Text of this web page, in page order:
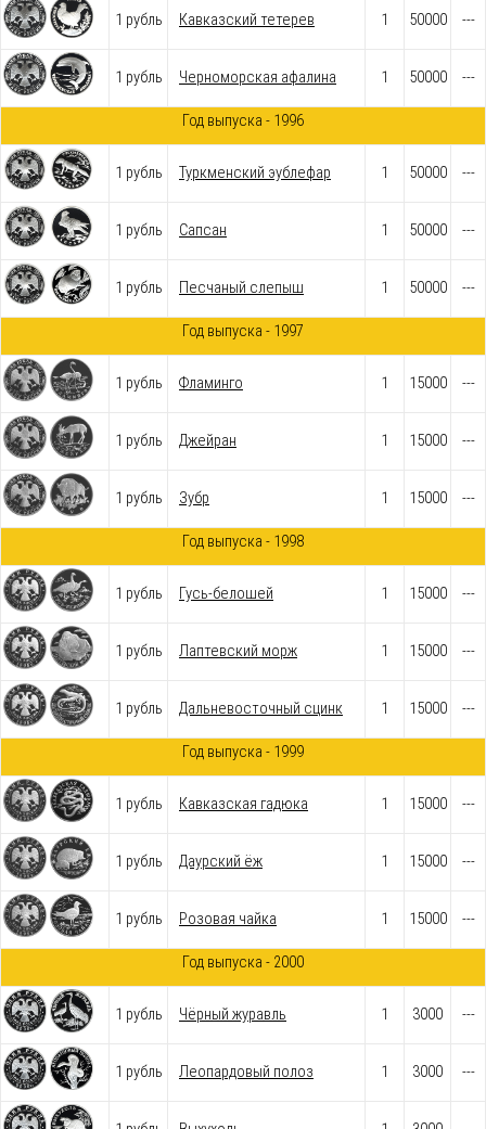
1 рубль Кавказский тетерев 1 50000 ---
1 рубль Черноморская афалина 1 50000 ---
Год выпуска - 1996
1 рубль Туркменский эублефар 1 50000 ---
1 рубль Сапсан 1 50000 ---
1 рубль Песчаный слепыш 1 50000 ---
Год выпуска - 1997
1 рубль Фламинго 1 15000 ---
1 рубль Джейран 1 15000 ---
1 рубль Зубр 1 15000 ---
Год выпуска - 1998
1 рубль Гусь-белошей 1 15000 ---
1 рубль Лаптевский морж 1 15000 ---
1 рубль Дальневосточный сцинк 1 15000 ---
Год выпуска - 1999
1 рубль Кавказская гадюка 1 15000 ---
1 рубль Даурский ёж 1 15000 ---
1 рубль Розовая чайка 1 15000 ---
Год выпуска - 2000
1 рубль Чёрный журавль 1 3000 ---
1 рубль Леопардовый полоз 1 3000 ---